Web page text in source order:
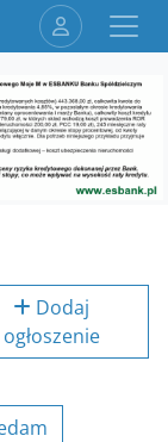
Dodaj
ogłoszenie